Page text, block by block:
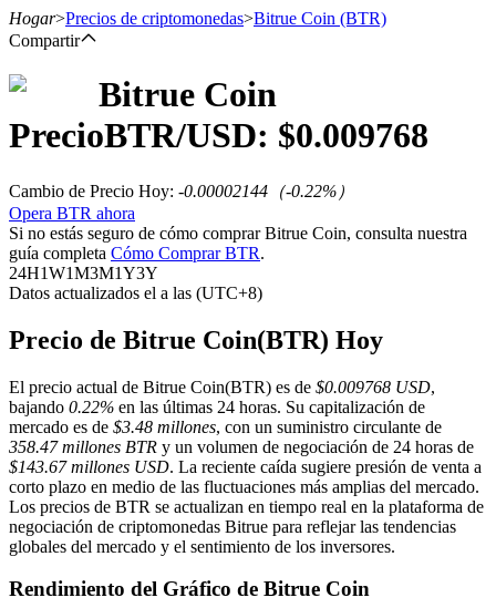
Futuros del USDT
Futuros COIN-M
Hogar>Precios de criptomonedas>Bitrue Coin (BTR)
Compartir
Bitrue Coin
PrecioBTR/USD: $0.009768
Cambio de Precio Hoy: -0.00002144 （-0.22%）
Opera BTR ahora
Si no estás seguro de cómo comprar Bitrue Coin, consulta nuestra
guía completa Cómo Comprar BTR.
24H1W1M3M1Y3Y
Datos actualizados el a las (UTC+8)
Precio de Bitrue Coin(BTR) Hoy
El precio actual de Bitrue Coin(BTR) es de $0.009768 USD,
bajando 0.22% en las últimas 24 horas. Su capitalización de
mercado es de $3.48 millones, con un suministro circulante de
358.47 millones BTR y un volumen de negociación de 24 horas de
$143.67 millones USD. La reciente caída sugiere presión de venta a
corto plazo en medio de las fluctuaciones más amplias del mercado.
Los precios de BTR se actualizan en tiempo real en la plataforma de
negociación de criptomonedas Bitrue para reflejar las tendencias
globales del mercado y el sentimiento de los inversores.
Rendimiento del Gráfico de Bitrue Coin